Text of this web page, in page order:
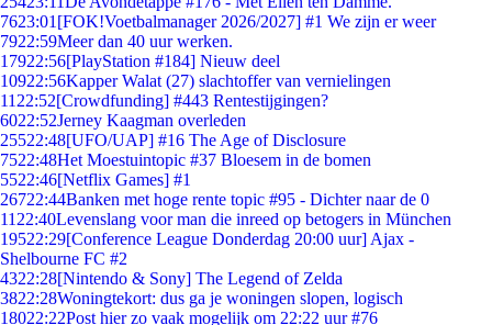
7623:01 [FOK!Voetbalmanager 2026/2027] #1 We zijn er weer
7922:59Meer dan 40 uur werken.
17922:56[PlayStation #184] Nieuw deel
10922:56Kapper Walat (27) slachtoffer van vernielingen
11 22:52[Crowdfunding] #443 Rentestijgingen?
6022:52Jerney Kaagman overleden
25522:48[UFO/UAP] #16 The Age of Disclosure
7522:48Het Moestuintopic #37 Bloesem in de bomen
5522:46[Netflix Games] #1
26722:44Banken met hoge rente topic #95 - Dichter naar de 0
11 22:40Levenslang voor man die inreed op betogers in München
19522:29[Conference League Donderdag 20:00 uur] Ajax -
Shelbourne FC #2
4322:28[Nintendo & Sony] The Legend of Zelda
3822:28Woningtekort: dus ga je woningen slopen, logisch
18022:22Post hier zo vaak mogelijk om 22:22 uur #76